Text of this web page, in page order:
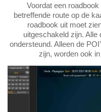
Voordat een
betreffende route op de
roadbook uit moet
uitgeschakeld zijn.
ondersteund. Alleen de
zijn, worden ook